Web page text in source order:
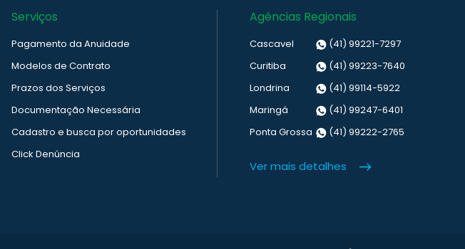
Serviços
Pagamento da Anuidade
Modelos de Contrato
Prazos dos Serviços
Documentação Necessária
Cadastro e busca por oportunidades
Click Denúncia
Agências Regionais
Cascavel
(41) 99221-7297
Curitiba
(41) 99223-7640
Londrina
(41) 99114-5922
Maringá
(41) 99247-6401
Ponta Grossa
(41) 99222-2765
Ver mais detalhes